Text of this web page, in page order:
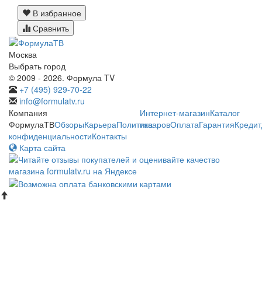
В избранное
Сравнить
Москва
Выбрать город
© 2009 - 2026. Формула TV
+7 (495) 929-70-22
info@formulatv.ru
Компания
ФормулаТВОбзорыКарьераПолитика
конфиденциальностиКонтакты
Интернет-магазинКаталог
товаровОплатаГарантияКредит
Карта сайта